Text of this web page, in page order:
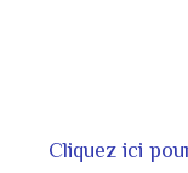
Cliquez ici